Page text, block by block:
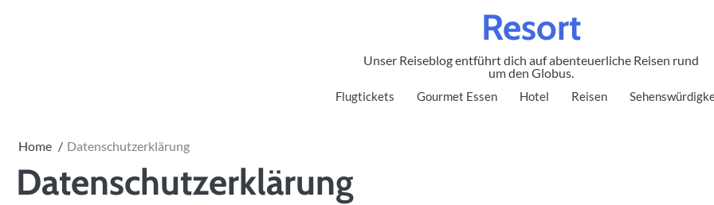
Resort
Unser Reiseblog entführt dich auf abenteuerliche Reisen rund
um den Globus.
Flugtickets Gourmet Essen Hotel Reisen
Home Datenschutzerklärung
Datenschutzerklärung